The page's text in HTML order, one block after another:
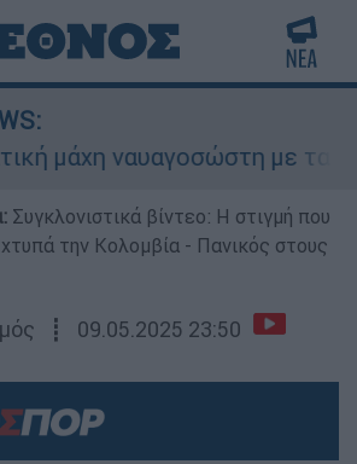
μάχη ναυαγοσώστη με τα
Συγκλονιστικά βίντεο: Η στιγμή που
την Κολομβία - Πανικός στους
┋ 09.05.2025 23:50